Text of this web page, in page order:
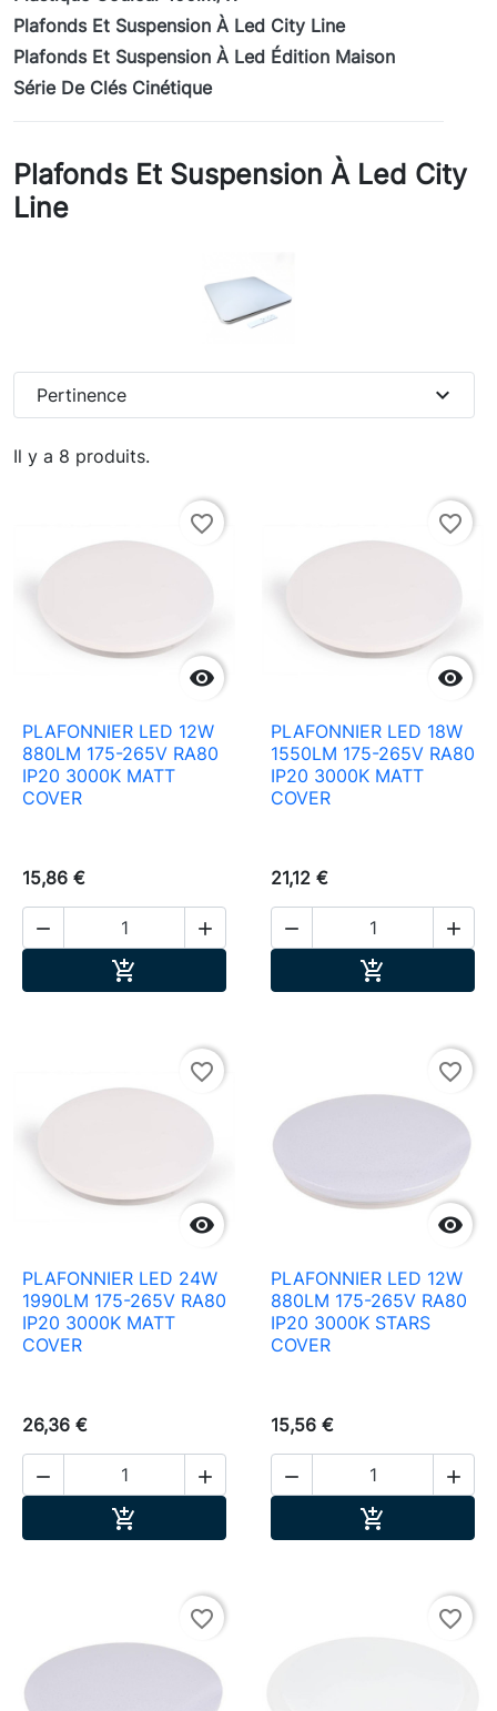
Plafonds Et Suspension À Led City Line
Plafonds Et Suspension À Led Édition Maison
Série De Clés Cinétique
Plafonds Et Suspension À Led City
Line
Il y a 8 produits.
Pertinence expand_more

favorite_border
PLAFONNIER LED 12W
880LM 175-265V RA80
IP20 3000K MATT
COVER
15,86 €
 


favorite_border
PLAFONNIER LED 18W
1550LM 175-265V RA80
IP20 3000K MATT
COVER
21,12 €
 


favorite_border
PLAFONNIER LED 24W
1990LM 175-265V RA80
IP20 3000K MATT
COVER
26,36 €
 


favorite_border
PLAFONNIER LED 12W
880LM 175-265V RA80
IP20 3000K STARS
COVER
15,56 €
 

favorite_border favorite_border